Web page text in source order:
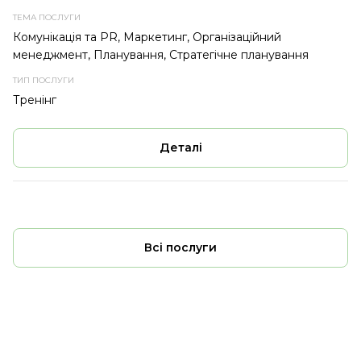
Комунікація та PR, Маркетинг, Організаційний
менеджмент, Планування, Стратегічне планування
Тренінг
Деталі
Всі послуги